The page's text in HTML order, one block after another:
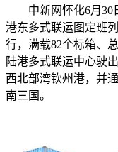
中新网怀化6月30日
港东多式联运图定班
行，满载82个标箱、
陆港多式联运中心驶
西北部湾钦州港，并
南三国。